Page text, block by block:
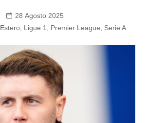
28 Agosto 2025
Estero, Ligue 1 Premier League Serie A